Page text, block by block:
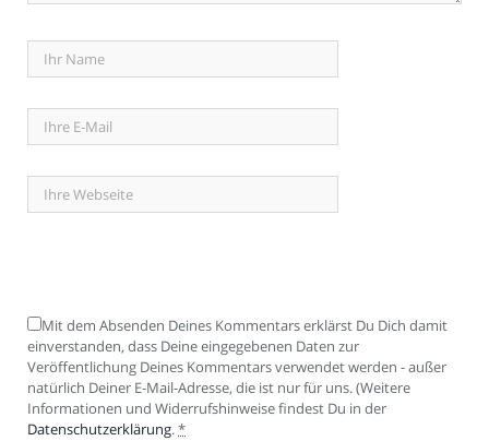
Mit dem Absenden Deines Kommentars erklärst Du Dich damit
einverstanden, dass Deine eingegebenen Daten zur
Veröffentlichung Deines Kommentars verwendet werden - außer
natürlich Deiner E-Mail-Adresse, die ist nur für uns. (Weitere
Informationen und Widerrufshinweise findest Du in der
Datenschutzerklärung.*